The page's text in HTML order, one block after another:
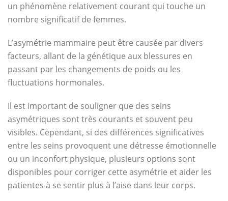
un phénomène relativement courant qui touche un
nombre significatif de femmes.
L’asymétrie mammaire peut être causée par divers
facteurs, allant de la génétique aux blessures en
passant par les changements de poids ou les
fluctuations hormonales.
Il est important de souligner que des seins
asymétriques sont très courants et souvent peu
visibles. Cependant, si des différences significatives
entre les seins provoquent une détresse émotionnelle
ou un inconfort physique, plusieurs options sont
disponibles pour corriger cette asymétrie et aider les
patientes à se sentir plus à l’aise dans leur corps.